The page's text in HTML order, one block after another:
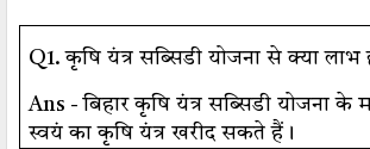
Q1. कृषि यंत्र सब्सिडी योजना से क्या लाभ
Ans - बिहार कृषि यंत्र सब्सिडी योजना
स्वयं का कृषि यंत्र खरीद सकते हैं।